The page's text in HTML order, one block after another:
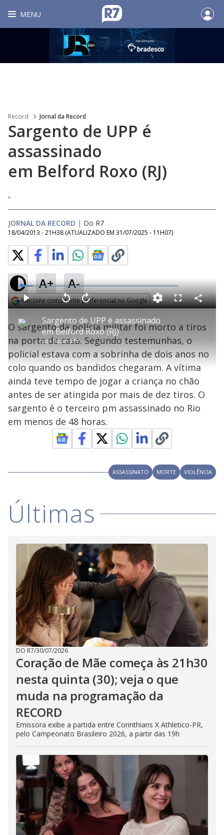
MENU
Record Jornal da Record
Sargento de UPP é
assassinado
em Belford Roxo (RJ)
.
JORNAL DA RECORD | Do R7
18/04/2013 - 21H38 (ATUALIZADO EM 31/07/2025 - 11H07)
A+ A-
Adicione como fonte preferencial no Google
P
l
a
y
V
i
d
e
o
Sargento de UPP é assassinado
em Belford Roxo (RJ)
por RecordTV
P V
t
a
r
1
0
e
g
n
d
s
A
n
a
r
1
s
e
u
n
M
u
L
o
a
d
e
.
7
0
%
F
s
c
e
n
C
o
a
r
a
O sargento da polícia militar foi morto a tiros
na porta de casa. Segundo testemunhas, o
policial estava com a sobrinha de dois anos no
colo quando os bandidos chegaram. A vítima
ainda teve tempo de jogar a criança no chão
antes de ser atingida por mais de dez tiros. O
sargento é o terceiro pm assassinado no Rio
em menos de 48 horas.
ASSASSINATO MORTE VIOLÊNCIA
Últimas
DO R7/30/07/2026
Coração de Mãe começa às 21h30
nesta quinta (30); veja o que
muda na programação da
RECORD
Emissora exibe a partida entre Corinthians X Athletico-PR,
pelo Campeonato Brasileiro 2026, a partir das 19h